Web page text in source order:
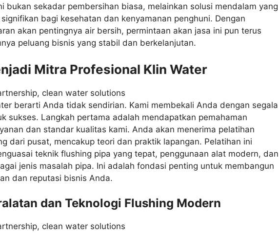
bukan sekadar pembersihan biasa, melainkan solusi mendalam yang
bagi kesehatan dan kenyamanan penghuni. Dengan
akan pentingnya air bersih, permintaan akan jasa ini pun terus
peluang bisnis yang stabil dan berkelanjutan.
Mitra Profesional Klin Water
berarti Anda tidak sendirian. Kami membekali Anda dengan segala
sukses. Langkah pertama adalah mendapatkan pemahaman
dan standar kualitas kami. Anda akan menerima pelatihan
dari pusat, mencakup teori dan praktik lapangan. Pelatihan ini
teknik flushing pipa yang tepat, penggunaan alat modern, dan
jenis masalah pipa. Ini adalah fondasi penting untuk membangun
dan reputasi bisnis Anda.
dan Teknologi Flushing Modern